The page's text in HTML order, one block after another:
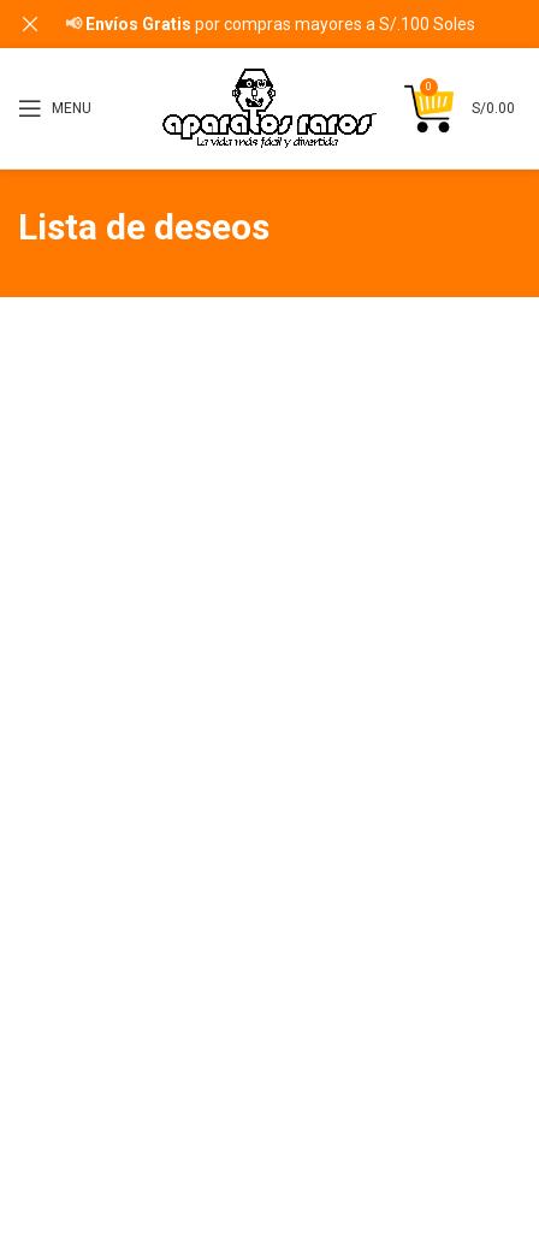
MENU
0
S/0.00
Lista de deseos
📢 Envíos Gratis por compras mayores a S/.100 Soles